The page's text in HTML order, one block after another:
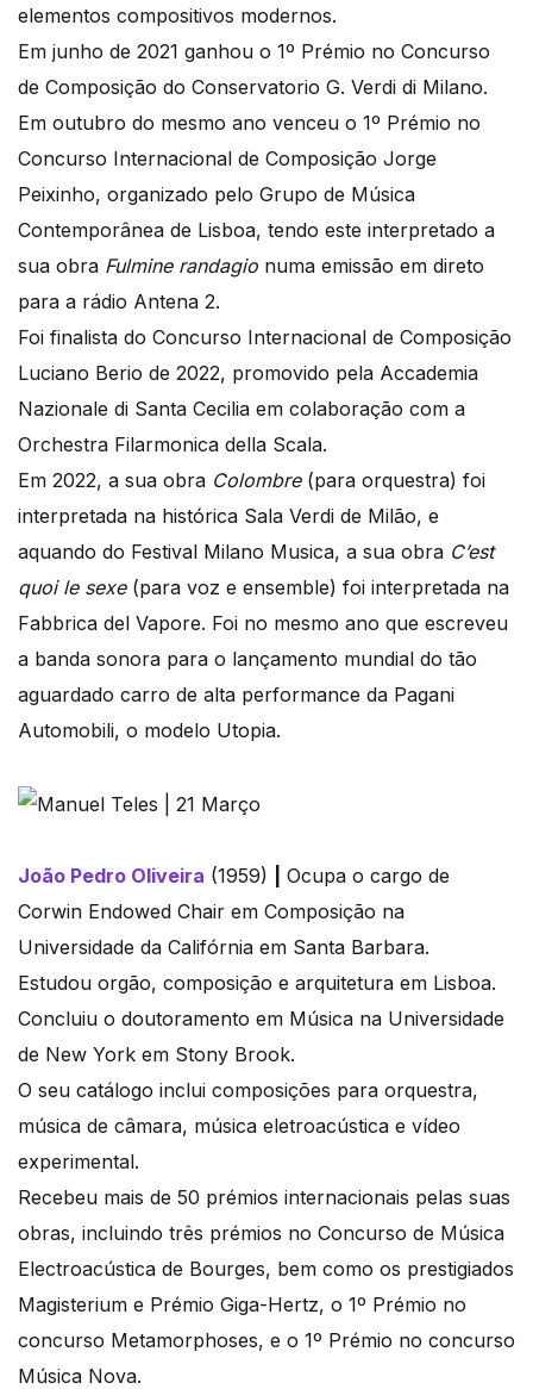
elementos compositivos modernos.
Em junho de 2021 ganhou o 1º Prémio no Concurso
de Composição do Conservatorio G. Verdi di Milano.
Em outubro do mesmo ano venceu o 1º Prémio no
Concurso Internacional de Composição Jorge
Peixinho, organizado pelo Grupo de Música
Contemporânea de Lisboa, tendo este interpretado a
sua obra Fulmine randagio numa emissão em direto
para a rádio Antena 2.
Foi finalista do Concurso Internacional de Composição
Luciano Berio de 2022, promovido pela Accademia
Nazionale di Santa Cecilia em colaboração com a
Orchestra Filarmonica della Scala.
Em 2022, a sua obra Colombre (para orquestra) foi
interpretada na histórica Sala Verdi de Milão, e
aquando do Festival Milano Musica, a sua obra C’est
quoi le sexe(para voz e ensemble) foi interpretada na
Fabbrica del Vapore. Foi no mesmo ano que escreveu
a banda sonora para o lançamento mundial do tão
aguardado carro de alta performance da Pagani
Automobili, o modelo Utopia.
João Pedro Oliveira (1959)
Ocupa o cargo de
Corwin Endowed Chair em Composição na
Universidade da Califórnia em Santa Barbara.
Estudou orgão, composição e arquitetura em Lisboa.
Concluiu o doutoramento em Música na Universidade
de New York em Stony Brook.
O seu catálogo inclui composições para orquestra,
música de câmara, música eletroacústica e vídeo
experimental.
Recebeu mais de 50 prémios internacionais pelas suas
obras, incluindo três prémios no Concurso de Música
Electroacústica de Bourges, bem como os prestigiados
Magisterium e Prémio Giga-Hertz, o 1º Prémio no
concurso Metamorphoses, e o 1º Prémio no concurso
Música Nova.